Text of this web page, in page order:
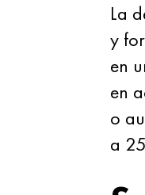
La
y
en
en
o
a